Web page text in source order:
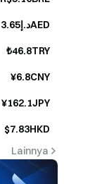
د.إ3.65AED
₺46.8TRY
¥6.8CNY
¥162.1JPY
$7.83HKD
Lainnya